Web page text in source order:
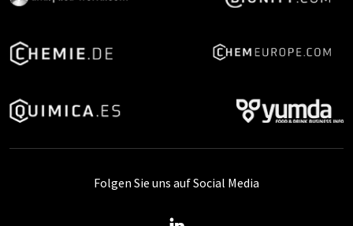
Folgen Sie uns auf Social Media